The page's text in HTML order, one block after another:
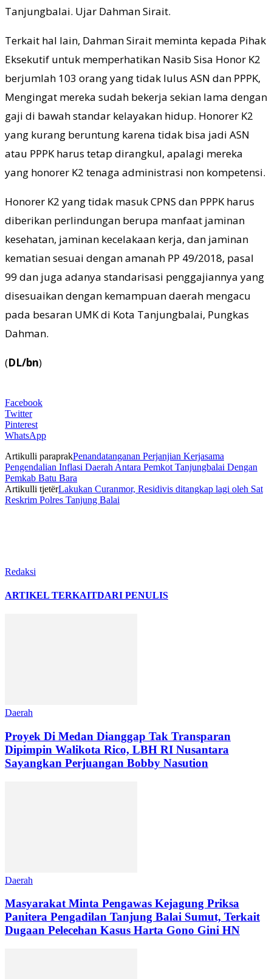
Tanjungbalai. Ujar Dahman Sirait.
Terkait hal lain, Dahman Sirait meminta kepada Pihak
Eksekutif untuk memperhatikan Nasib Sisa Honor K2
berjumlah 103 orang yang tidak lulus ASN dan PPPK,
Mengingat mereka sudah bekerja sekian lama dengan
gaji di bawah standar kelayakan hidup. Honorer K2
yang kurang beruntung karena tidak bisa jadi ASN
atau PPPK harus tetap dirangkul, apalagi mereka
yang honorer K2 tenaga administrasi non kompetensi.
Honorer K2 yang tidak masuk CPNS dan PPPK harus
diberikan perlindungan berupa manfaat jaminan
kesehatan, jaminan kecelakaan kerja, dan jaminan
kematian sesuai dengan amanah PP 49/2018, pasal
99 dan juga adanya standarisasi penggajiannya yang
disesuaikan dengan kemampuan daerah mengacu
pada besaran UMK di Kota Tanjungbalai, Pungkas
Dahman.
(DL/bn)
Facebook
Twitter
Pinterest
WhatsApp
Artikulli paraprakPenandatanganan Perjanjian Kerjasama
Pengendalian Inflasi Daerah Antara Pemkot Tanjungbalai Dengan
Pemkab Batu Bara
Artikulli tjetërLakukan Curanmor, Residivis ditangkap lagi oleh Sat
Reskrim Polres Tanjung Balai
Redaksi
ARTIKEL TERKAITDARI PENULIS
Daerah
Proyek Di Medan Dianggap Tak Transparan
Dipimpin Walikota Rico, LBH RI Nusantara
Sayangkan Perjuangan Bobby Nasution
Daerah
Masyarakat Minta Pengawas Kejagung Priksa
Panitera Pengadilan Tanjung Balai Sumut, Terkait
Dugaan Pelecehan Kasus Harta Gono Gini HN